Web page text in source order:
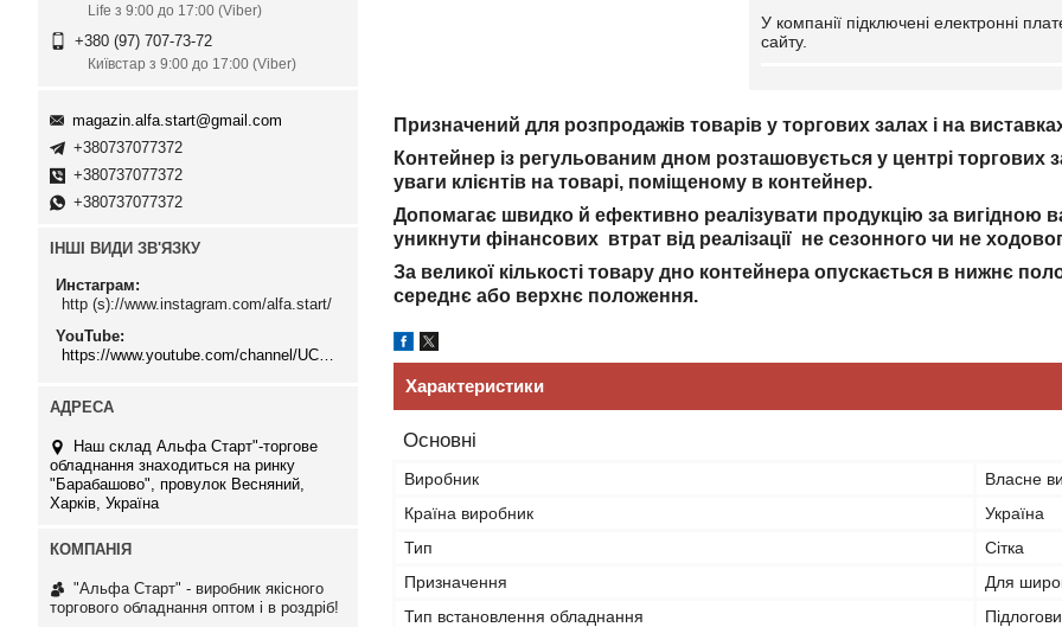
У компанії підключені електронні
сайту.
Призначений для розпродажів товарів у торгових залах і на
Контейнер із регульованим дном розташовується у центрі торгових
уваги клієнтів на товарі, поміщеному в контейнер.
Допомагає швидко й ефективно реалізувати продукцію за
уникнути фінансових втрат від реалізації не сезонного чи не
За великої кількості товару дно контейнера опускається в нижнє
середнє або верхнє положення.
Характеристики
Основні
Виробник
Власне
Країна виробник
Україна
Тип
Сітка
Призначення
Для
Тип встановлення обладнання
Life з 9:00 до 17:00 (Viber)
+380 (97) 707-73-72
Київстар з 9:00 до 17:00 (Viber)
magazin.alfa.start@gmail.com
+380737077372
+380737077372
+380737077372
ІНШІ ВИДИ ЗВ'ЯЗКУ
Инстаграм
http (s)://www.instagram.com/alfa.start/
YouTube
Наш склад Альфа Старт"-торгове
обладнання знаходиться на ринку
"Барабашово", провулок Весняний,
Харків, Україна
"Альфа Старт" - виробник якісного
торгового обладнання оптом і в роздріб!